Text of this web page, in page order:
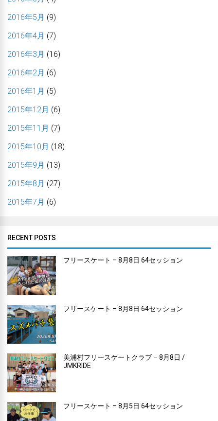
2016年5月 (9)
2016年4月 (7)
2016年3月 (16)
2016年2月 (6)
2016年1月 (5)
2015年12月 (6)
2015年11月 (7)
2015年10月 (18)
2015年9月 (13)
2015年8月 (27)
2015年7月 (6)
RECENT POSTS
フリースケート – 8月8日 64セッション
フリースケート – 8月8日 64セッション
美浦村フリースケートクラブ – 8月8日 /
JMKRIDE
フリースケート – 8月5日 64セッション